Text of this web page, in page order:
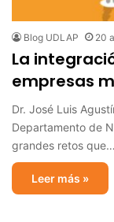
Blog UDLAP 20
La
empresas
Dr. José Luis
Departamento de
grandes retos que…
Leer más »